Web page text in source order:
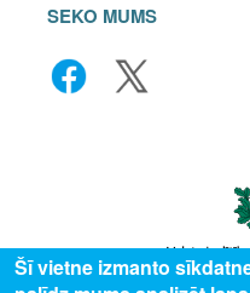
SEKO MUMS
Šī vietne izmanto